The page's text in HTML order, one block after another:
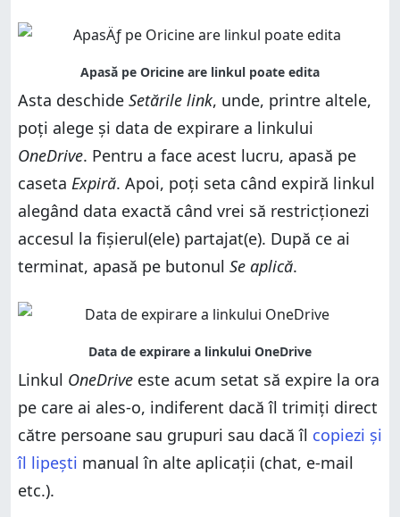
Asta deschide Setările link, unde, printre altele,
poți alege și data de expirare a linkului
OneDrive. Pentru a face acest lucru, apasă pe
caseta Expiră. Apoi, poți seta când expiră linkul
alegând data exactă când vrei să restricționezi
accesul la fișierul(ele) partajat(e). După ce ai
terminat, apasă pe butonul Se aplică.
Linkul OneDrive este acum setat să expire la ora
pe care ai ales-o, indiferent dacă îl trimiți direct
către persoane sau grupuri sau dacă îl copiezi și
îl lipești manual în alte aplicații (chat, e-mail
etc.).